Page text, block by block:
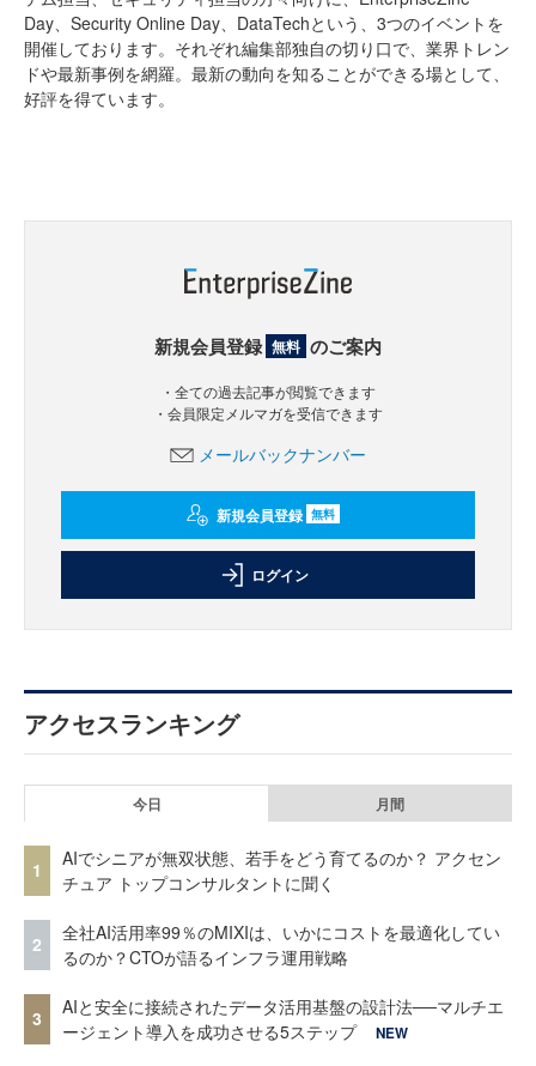
Day、Security Online Day、DataTechという、3つのイベントを
開催しております。それぞれ編集部独自の切り口で、業界トレン
ドや最新事例を網羅。最新の動向を知ることができる場として、
好評を得ています。
新規会員登録 無料 のご案内
・全ての過去記事が閲覧できます
・会員限定メルマガを受信できます
メールバックナンバー
新規会員登録 無料
ログイン
アクセスランキング
今日 月間
1
AIでシニアが無双状態、若手をどう育てるのか？ アクセン
チュア トップコンサルタントに聞く
2
全社AI活用率99％のMIXIは、いかにコストを最適化してい
るのか？CTOが語るインフラ運用戦略
3
AIと安全に接続されたデータ活用基盤の設計法──マルチエ
ージェント導入を成功させる5ステップ
NEW